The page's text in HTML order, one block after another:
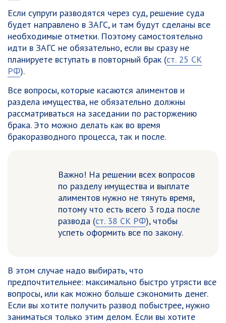
Если супруги разводятся через суд, решение суда
будет направлено в ЗАГС, и там будут сделаны все
необходимые отметки. Поэтому самостоятельно
идти в ЗАГС не обязательно, если вы сразу не
планируете вступать в повторный брак (ст. 25 СК
РФ).
Все вопросы, которые касаются алиментов и
раздела имущества, не обязательно должны
рассматриваться на заседании по расторжению
брака. Это можно делать как во время
бракоразводного процесса, так и после.
Важно! На решении всех вопросов
по разделу имущества и выплате
алиментов нужно не тянуть время,
потому что есть всего 3 года после
развода (ст. 38 СК РФ), чтобы
успеть оформить все по закону.
В этом случае надо выбирать, что
предпочтительнее: максимально быстро утрясти все
вопросы, или как можно больше сэкономить денег.
Если вы хотите получить развод побыстрее, нужно
заниматься только этим делом. Если вы хотите